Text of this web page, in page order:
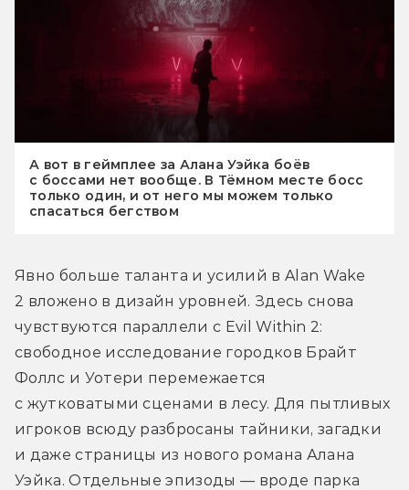
А вот в геймплее за Алана Уэйка боёв
с боссами нет вообще. В Тёмном месте босс
только один, и от него мы можем только
спасаться бегством
Явно больше таланта и усилий в Alan Wake
2 вложено в дизайн уровней. Здесь снова
чувствуются параллели с Evil Within 2:
свободное исследование городков Брайт
Фоллс и Уотери перемежается
с жутковатыми сценами в лесу. Для пытливых
игроков всюду разбросаны тайники, загадки
и даже страницы из нового романа Алана
Уэйка. Отдельные эпизоды — вроде парка